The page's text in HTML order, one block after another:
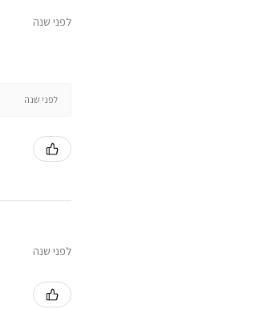
לפני שנה
לפני שנה
לפני שנה